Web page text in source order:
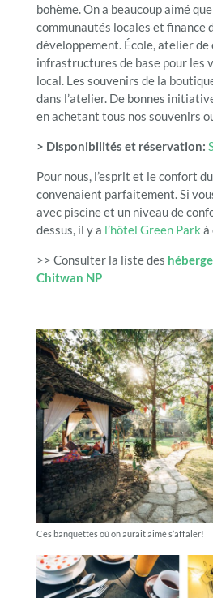
bohème. On a beaucoup aimé
communautés locales et finance
développement. École, atelier de
infrastructures de base pour les
local. Les souvenirs de la
dans l’atelier. De bonnes
en achetant tous nos souvenirs
> Disponibilités et réservation:
Pour nous, l’esprit et le confort
convenaient parfaitement. Si
avec piscine et un niveau de
dessus, il y a l’hôtel Green Park à
>> Consulter la liste des
Chitwan NP
Ces banquettes où on aurait aimé s’affaler!